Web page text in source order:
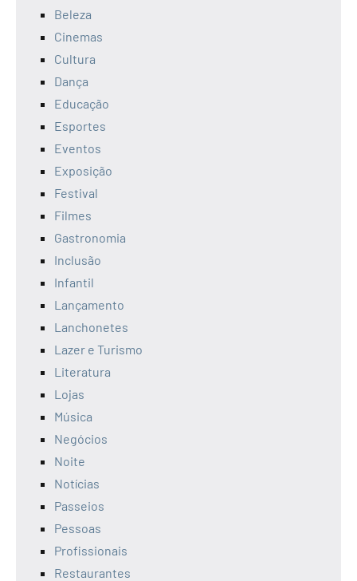
Beleza
Cinemas
Cultura
Dança
Educação
Esportes
Eventos
Exposição
Festival
Filmes
Gastronomia
Inclusão
Infantil
Lançamento
Lanchonetes
Lazer e Turismo
Literatura
Lojas
Música
Negócios
Noite
Notícias
Passeios
Pessoas
Profissionais
Restaurantes